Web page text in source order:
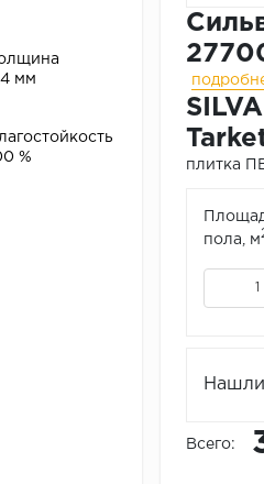
мм
%
плитка
пола, м
Нашли
Всего: